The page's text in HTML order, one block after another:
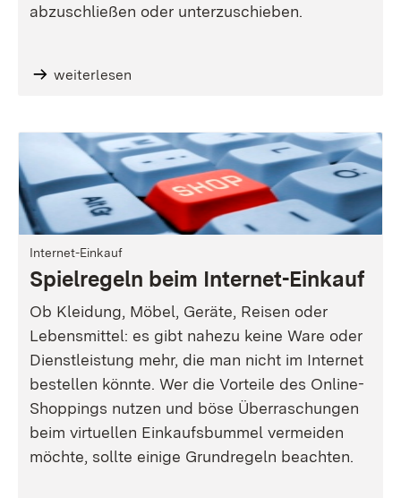
abzuschließen oder unterzuschieben.
weiterlesen
Internet-Einkauf
Spielregeln beim Internet-Einkauf
Ob Kleidung, Möbel, Geräte, Reisen oder
Lebensmittel: es gibt nahezu keine Ware oder
Dienstleistung mehr, die man nicht im Internet
bestellen könnte. Wer die Vorteile des Online-
Shoppings nutzen und böse Überraschungen
beim virtuellen Einkaufsbummel vermeiden
möchte, sollte einige Grundregeln beachten.